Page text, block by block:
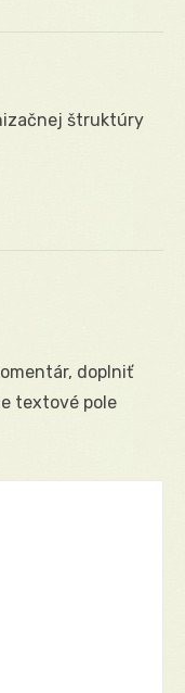
štruktúry
doplniť
textové pole